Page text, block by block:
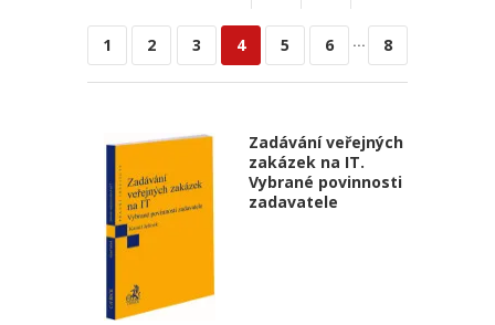
1 2 3 4 5 6 ... 8
Zadávání veřejných
zakázek na IT.
Vybrané povinnosti
zadavatele